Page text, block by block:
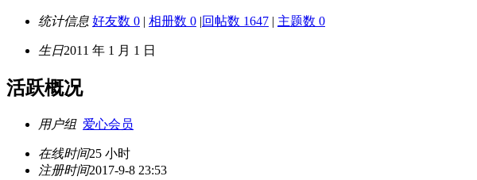
统计信息 好友数 0 | 相册数 0 |回帖数 1647 | 主题数 0
生日2011 年 1 月 1 日
活跃概况
用户组 爱心会员
在线时间25 小时
注册时间2017-9-8 23:53